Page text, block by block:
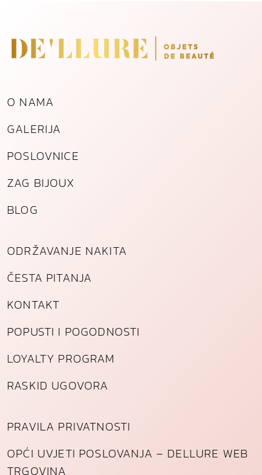
O NAMA
GALERIJA
POSLOVNICE
ZAG BIJOUX
BLOG
ODRŽAVANJE NAKITA
ČESTA PITANJA
KONTAKT
POPUSTI I POGODNOSTI
LOYALTY PROGRAM
RASKID UGOVORA
PRAVILA PRIVATNOSTI
OPĆI UVJETI POSLOVANJA – DELLURE WEB
TRGOVINA